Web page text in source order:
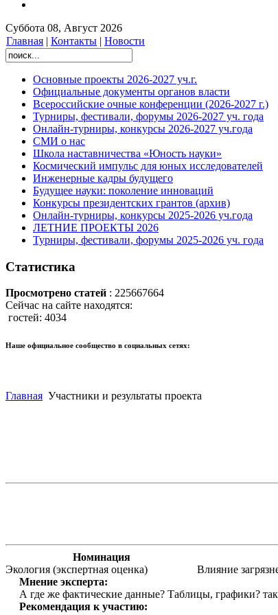
Суббота 08, Август 2026
Главная | Контакты | Новости
Основные проекты 2026-2027 уч.г.
Официальные документы органов власти
Всероссийские очные конференции (2026-2027 г.)
Турниры, фестивали, форумы 2026-2027 уч. года
Онлайн-турниры, конкурсы 2026-2027 уч.года
СМИ о нас
Школа наставничества «Юность науки»
Космический импульс для юных исследователей
Инженерные кадры будущего
Будущее науки: поколение инноваций
Конкурсы президентских грантов (архив)
Онлайн-турниры, конкурсы 2025-2026 уч.года
ЛЕТНИЕ ПРОЕКТЫ 2026
Турниры, фестивали, форумы 2025-2026 уч. года
Статистика
Просмотрено статей : 225667664
Сейчас на сайте находятся:
гостей: 4034
Наше официальное сообщество в социальных сетях:
Главная Участники и результаты проекта
Номинация
Экология (экспертная оценка)
Влияние
Мнение эксперта:
А где же фактические данные? Таблицы, графики?
Рекомендация к участию: